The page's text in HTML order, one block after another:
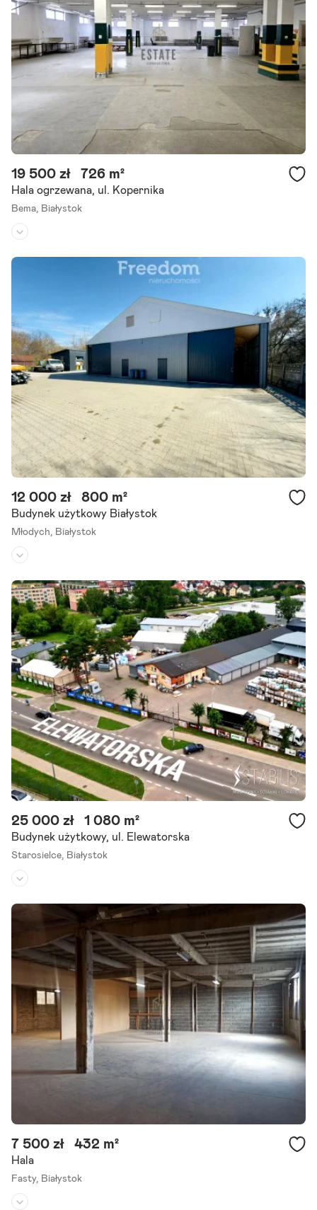
rednika. - nowy obiekt usługowo-magazynowy przy samej trasie dk
65 (białystok -> Bobrowniki (pl<>by), przy granicy.
Szczegóły ogłoszenia
Hala ogrzewana, ul. Kopernika
Bema, Białystok
19 500 zł 726 m²
produkcyjno-magazynowe
500 m²
Wolnostojący budynek usługowy przy ul. Kopernika w Białymstoku
Proponujemy do najmu parterowy budynek usługowy o powierzchn
i 726 m2 w doskonale skomunikowanej części miasta. Obsługa.
Szczegóły ogłoszenia
Budynek użytkowy Białystok
Młodych, Białystok
12 000 zł 800 m²
Przeznaczenie:produkcyjno-magazynowe
Powierzchnia działki:-
Oferujemy do wynajęcia przestronną halę magazynową zlokalizowa
ną w Białymstoku na osiedlu Młodych. Obiekt o powierzchni około
800 m (wymiary ok. 13 m x 65 m) idealnie sprawdzi się.
Szczegóły ogłoszenia
Budynek użytkowy, ul. Elewatorska
Starosielce, Białystok
25 000 zł 1 080 m²
Przeznaczenie:magazynowe
Powierzchnia działki:
Oferta bez prowizji biura - Najemca zwolniony z wynagrodzenia poś
rednika. - obiekt Handlowo - Magazynowy w przemysłowej dzielnicy
Białegostoku. Budynek składa się z części sprzedażowej.
Szczegóły ogłoszenia
Hala
Fasty, Białystok
7 500 zł 432 m²